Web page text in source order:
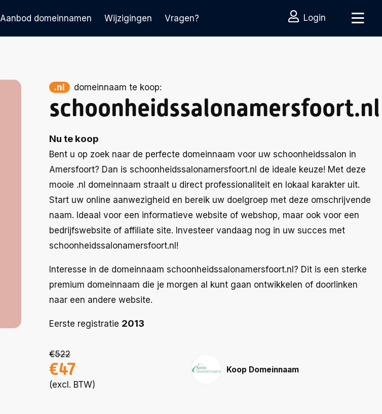
Aanbod domeinnamen Wijzigingen Vragen? Login
.nl domeinnaam te koop:
schoonheidssalonamersfoort.nl
Nu te koop
Bent u op zoek naar de perfecte domeinnaam voor uw schoonheidssalon in
Amersfoort? Dan is schoonheidssalonamersfoort.nl de ideale keuze! Met deze
mooie .nl domeinnaam straalt u direct professionaliteit en lokaal karakter uit.
Start uw online aanwezigheid en bereik uw doelgroep met deze omschrijvende
naam. Ideaal voor een informatieve website of webshop, maar ook voor een
bedrijfswebsite of affiliate site. Investeer vandaag nog in uw succes met
schoonheidssalonamersfoort.nl!
Interesse in de domeinnaam schoonheidssalonamersfoort.nl? Dit is een sterke
premium domeinnaam die je morgen al kunt gaan ontwikkelen of doorlinken
naar een andere website.
Eerste registratie 2013
€522
€47
(excl. BTW)
Koop Domeinnaam